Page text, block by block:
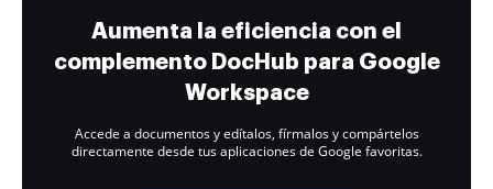
Aumenta la eficiencia con el
complemento DocHub para Google
Workspace
Accede a documentos y edítalos, fírmalos y compártelos
directamente desde tus aplicaciones de Google favoritas.